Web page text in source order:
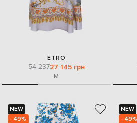
ETRO
54 23727 145 грн
M
NEW
- 49%
NEW
- 49%